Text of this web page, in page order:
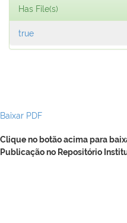
Has File(s)
true
Baixar PDF
Clique no botão acima para
Publicação no Repositório